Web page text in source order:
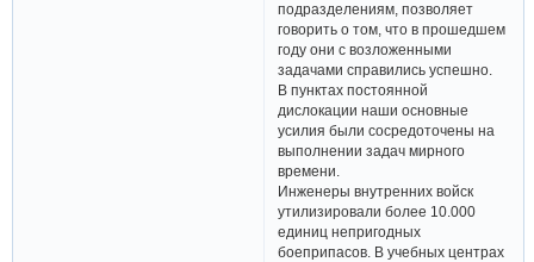
подразделениям, позволяет
говорить о том, что в прошедшем
году они с возложенными
задачами справились успешно.
В пунктах постоянной
дислокации наши основные
усилия были сосредоточены на
выполнении задач мирного
времени.
Инженеры внутренних войск
утилизировали более 10.000
единиц непригодных
боеприпасов. В учебных центрах